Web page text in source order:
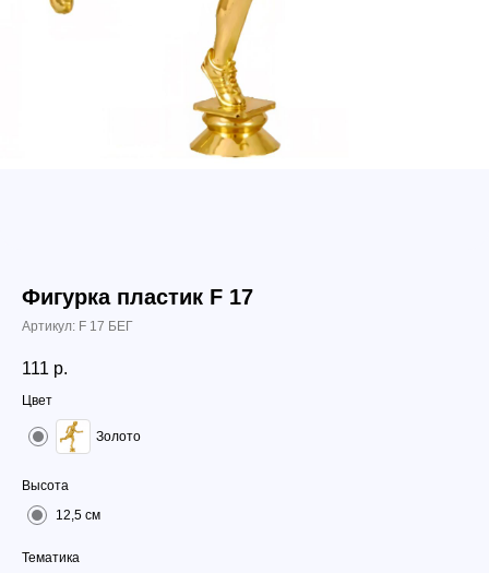
Фигурка пластик F 17
Артикул: F 17 БЕГ
111 р.
Цвет
Золото
Высота
12,5 см
Тематика